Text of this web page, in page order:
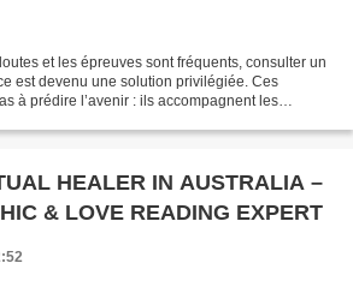
et les épreuves sont fréquents, consulter un
est devenu une solution privilégiée. Ces
à prédire l’avenir : ils accompagnent les
HEALER IN AUSTRALIA –
& LOVE READING EXPERT